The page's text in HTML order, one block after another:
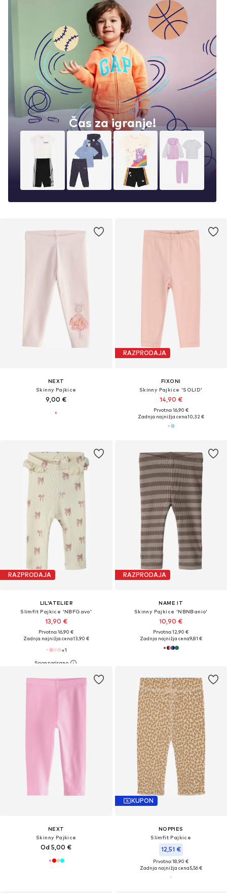
Čas za igranje!
NEXT
Skinny Pajkice
9,00 €
RAZPRODAJA
FIXONI
Skinny Pajkice 'SOLID'
14,90 €
Prvotno: 16,90 €
Zadnja najnižja cena10,32 €
RAZPRODAJA
LIL'ATELIER
Slimfit Pajkice 'NBFGavo'
13,90 €
Prvotno: 16,90 €
Zadnja najnižja cena13,90 €
+1
RAZPRODAJA
NAME IT
Skinny Pajkice 'NBNBanio'
10,90 €
Prvotno: 12,90 €
Zadnja najnižja cena9,81 €
NEXT
Skinny Pajkice
Od 5,00 €
KUPON
NOPPIES
Slimfit Pajkice
12,51 €
Prvotno: 18,90 €
Zadnja najnižja cena5,56 €